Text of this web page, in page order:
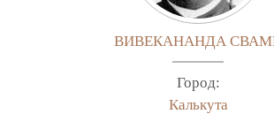
ВИВЕКАНАНДА
Город:
Калькута